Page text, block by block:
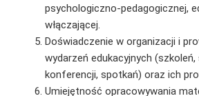
psychologiczno-pedagogicznej,
włączającej.
Doświadczenie w organizacji i
wydarzeń edukacyjnych (szkoleń,
konferencji, spotkań) oraz ich
Umiejętność opracowywania